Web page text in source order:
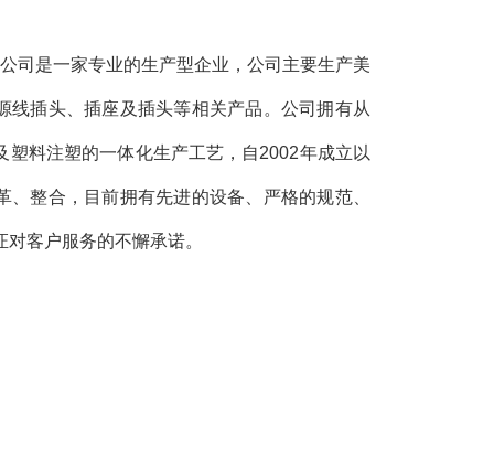
司是一家专业的生产型企业，公司主要生产美
线插头、插座及插头等相关产品。公司拥有从
塑料注塑的一体化生产工艺，自2002年成立以
、整合，目前拥有先进的设备、严格的规范、
客户服务的不懈承诺。